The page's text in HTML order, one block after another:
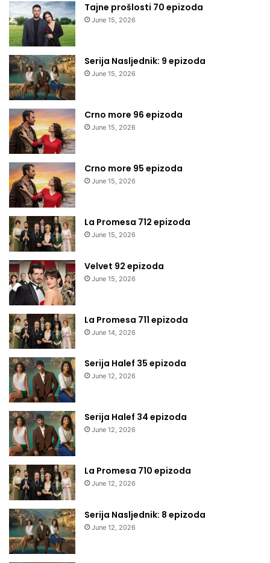
Tajne prošlosti 70 epizoda
June 15, 2026
Serija Nasljednik: 9 epizoda
June 15, 2026
Crno more 96 epizoda
June 15, 2026
Crno more 95 epizoda
June 15, 2026
La Promesa 712 epizoda
June 15, 2026
Velvet 92 epizoda
June 15, 2026
La Promesa 711 epizoda
June 14, 2026
Serija Halef 35 epizoda
June 12, 2026
Serija Halef 34 epizoda
June 12, 2026
La Promesa 710 epizoda
June 12, 2026
Serija Nasljednik: 8 epizoda
June 12, 2026